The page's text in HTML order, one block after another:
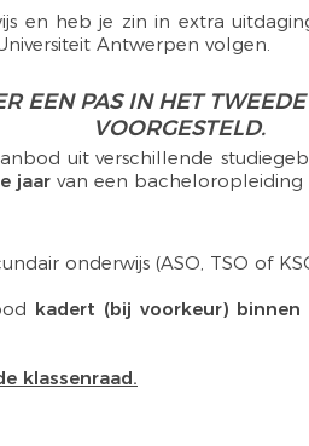
en heb je zin in extra
Antwerpen volgen.
EEN PAS IN HET
VOORGESTELD.
uit verschillende
jaar van een
onderwijs (ASO, TSO of
kadert (bij voorkeur)
klassenraad.